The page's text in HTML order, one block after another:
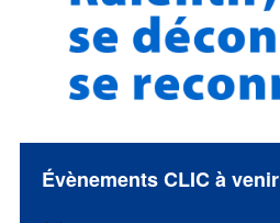
Évènements CLIC à venir